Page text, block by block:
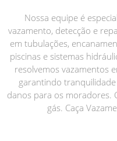
Nossa equipe é
vazamento, detecção e
em tubulações,
piscinas e sistemas
resolvemos vazamentos
garantindo
danos para os moradores.
gás. Caça